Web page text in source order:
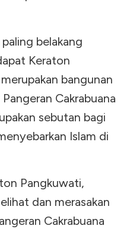
belakang
Keraton
bangunan
Cakrabuana
sebutan bagi
Islam di
Pangkuwati,
dan merasakan
Cakrabuana